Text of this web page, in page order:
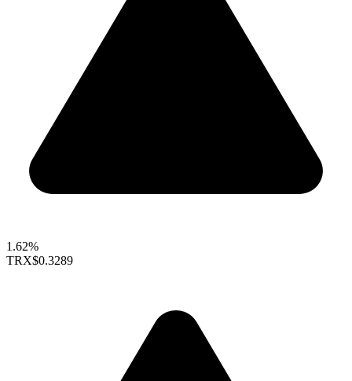
1.62%
TRX$0.3289